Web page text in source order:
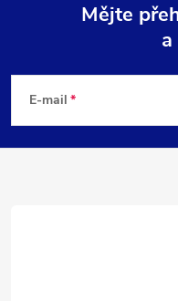
p
Mějte
E-mail